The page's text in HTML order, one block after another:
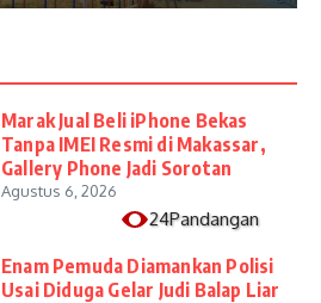
​Marak Jual Beli iPhone Bekas
Tanpa IMEI Resmi di Makassar,
Gallery Phone Jadi Sorotan
Agustus 6, 2026
24Pandangan
Enam Pemuda Diamankan Polisi
Usai Diduga Gelar Judi Balap Liar